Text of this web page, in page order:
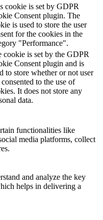
cookie is set by GDPR
Consent plugin. The
is used to store the user
for the cookies in the
"Performance".
cookie is set by the GDPR
Consent plugin and is
to store whether or not user
consented to the use of
It does not store any
data.
functionalities like
media platforms, collect
and analyze the key
helps in delivering a